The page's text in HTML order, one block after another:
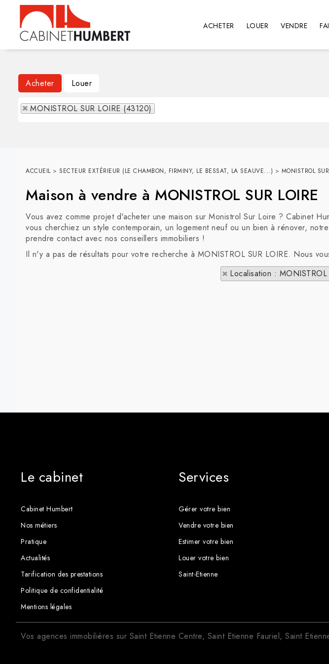
ACHETER LOUER VENDRE
Acheter Louer
MONISTROL SUR LOIRE (43120)
ACCUEIL> SECTEUR EXTÉRIEUR (LE CHAMBON, FIRMINY, LE BESSAT, LA SEAUVE...) > MONISTROL
Maison à vendre à MONISTROL SUR LOIRE
Vous avez comme projet d'acheter une maison sur Monistrol Sur Loire ? Cabinet
vous cherchiez un style contemporain, un logement neuf ou un bien à rénover,
prendre contact avec nos conseillers immobiliers !
Il n'y a pas de résultats pour votre recherche à MONISTROL SUR LOIRE. Nous
Localisation : MONISTROL
Le cabinet
Cabinet Humbert
Nos métiers
Pratique
Actualités
Tarification des prestations
Politique de confidentialité
Mentions légales
Services
Gérer votre bien
Vendre votre bien
Estimer votre bien
Louer votre bien
Saint-Etienne
Vos agences immobilières sur Saint Etienne Centre, Saint Etienne Fauriel, Saint